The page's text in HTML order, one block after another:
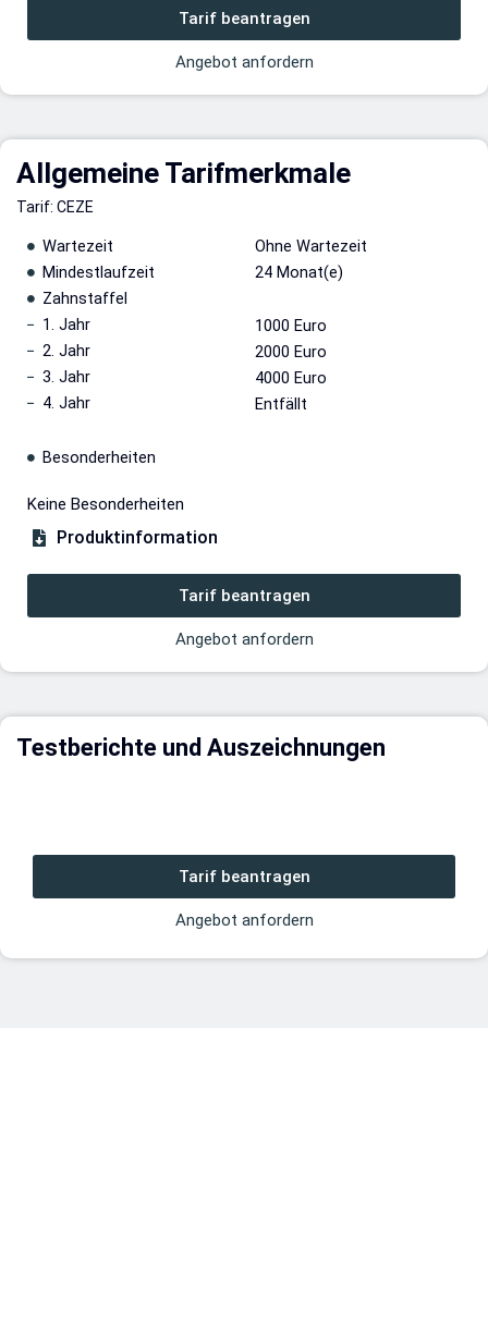
Tarif beantragen
Angebot anfordern
Allgemeine Tarifmerkmale
Tarif: CEZE
Wartezeit
Mindestlaufzeit
Zahnstaffel
1. Jahr
2. Jahr
3. Jahr
4. Jahr
Ohne Wartezeit
24 Monat(e)
1000 Euro
2000 Euro
4000 Euro
Entfällt
Besonderheiten
Keine Besonderheiten
Produktinformation
Tarif beantragen
Angebot anfordern
Testberichte und Auszeichnungen
Tarif beantragen
Angebot anfordern